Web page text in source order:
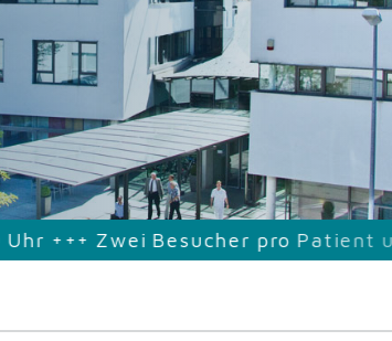
pro Patient und Tag +++